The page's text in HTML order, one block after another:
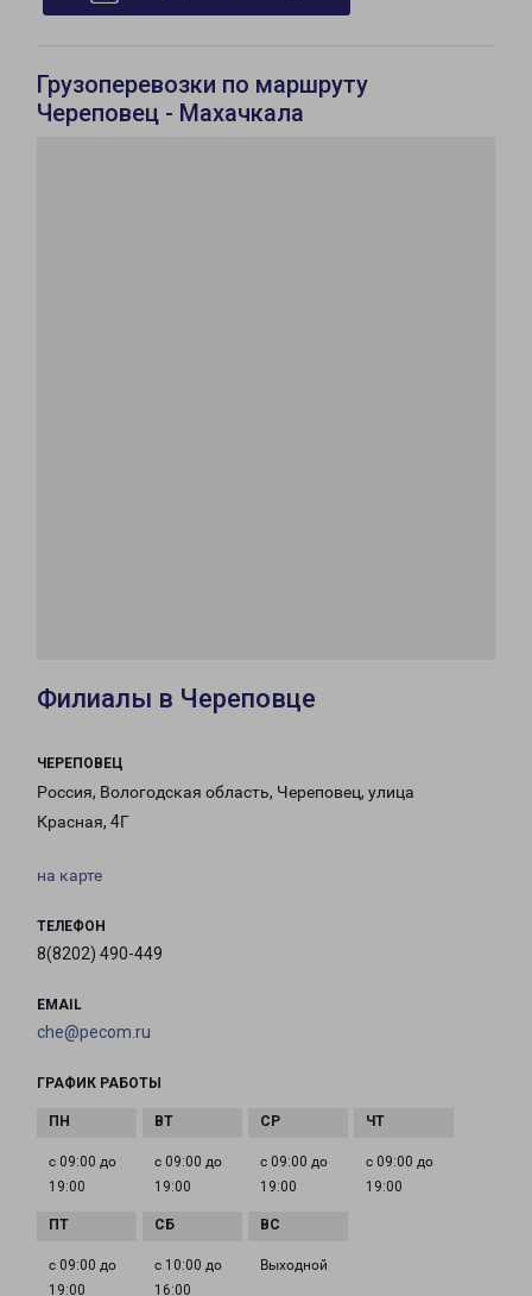
Грузоперевозки по маршруту
Череповец - Махачкала
Филиалы в Череповце
ЧЕРЕПОВЕЦ
Россия, Вологодская область, Череповец, улица
Красная, 4Г
на карте
ТЕЛЕФОН
8(8202) 490-449
EMAIL
che@pecom.ru
ГРАФИК РАБОТЫ
с 09:00 до
19:00
с 09:00 до
19:00
с 09:00 до
19:00
с 09:00 до
19:00
с 09:00 до
19:00
с 10:00 до
16:00
Выходной